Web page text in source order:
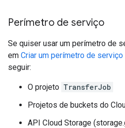
Perímetro de serviço
Se quiser usar um perímetro de
em Criar um perímetro de serviço
seguir:
O projeto TransferJob
Projetos de buckets do
API Cloud Storage